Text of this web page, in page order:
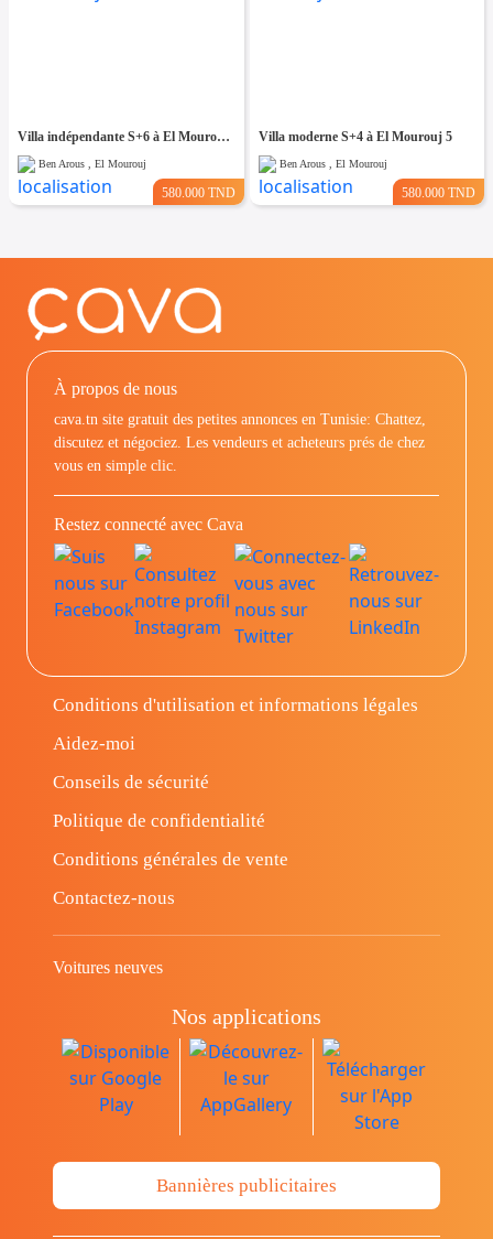
Villa indépendante S+6 à El Mourouj 4
Ben Arous , El Mourouj
580.000 TND
Villa moderne S+4 à El Mourouj 5
Ben Arous , El Mourouj
580.000 TND
À propos de nous
cava.tn site gratuit des petites annonces en Tunisie: Chattez,
discutez et négociez. Les vendeurs et acheteurs prés de chez
vous en simple clic.
Restez connecté avec Cava
Conditions d'utilisation et informations légales
Aidez-moi
Conseils de sécurité
Politique de confidentialité
Conditions générales de vente
Contactez-nous
Voitures neuves
Nos applications
Bannières publicitaires